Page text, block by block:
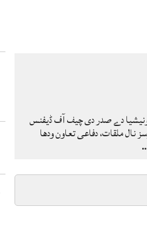
دے صدر دی چیف آف ڈیفنس
نال ملقات، دفاعی تعاون ودھا